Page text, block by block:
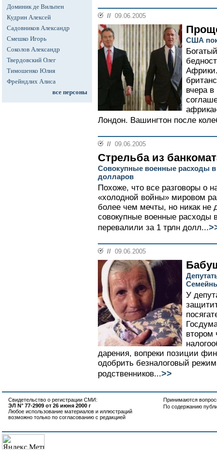
Доминик де Вильпен
Кудрин Алексей
Садовников Александр
Смешко Игорь
Соколов Александр
Твердовский Олег
Тимошенко Юлия
Фрейндлих Алиса
все персоны
// 09.06.2005
США
вчера
Лондон. Вашингтон после
// 09.06.2005
Стрельба из
Совокупные военные расходы
долларов
Похоже, что все разговоры о
«холодной войны» мировом
более чем мечты, но никак не
совокупные военные расходы
перевалили за 1 трлн долл...
// 09.06.2005
У
втором
дарения, вопреки позиции
одобрить безналоговый
родственников...>>
Свидетельство о регистрации СМИ:
ЭЛ N° 77-2909 от 26 июня 2000 г
Любое использование материалов и иллюстраций
возможно только по согласованию с редакцией
Принимаются
По содержанию